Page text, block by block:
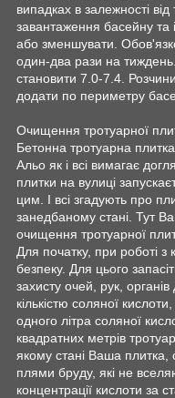
випадках в залежності від
завантаження басейну та
або зменшувати.
один-два рази на
становити 7.0-7.4.
додати по периметру
Очищення тротуарної
Бетонна тротуарна плитка
Альо як і всі вимагає
плитки на вулиці
цим. І всі згадують про
занедбаному стані. Тут
очищення тротуарної
Для початку, при роботі
безпеку. Для цього
захисту очей, рук,
кількістю соляної
одного літра соляної
квадратних метрів
якому стані Ваша плитка,
плями бруду, які не
концентрації кислоти за